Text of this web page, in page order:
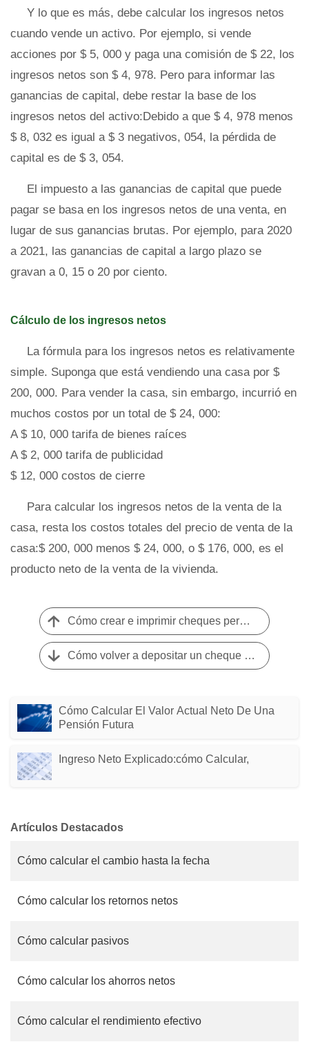
Y lo que es más, debe calcular los ingresos netos
cuando vende un activo. Por ejemplo, si vende
acciones por $ 5, 000 y paga una comisión de $ 22, los
ingresos netos son $ 4, 978. Pero para informar las
ganancias de capital, debe restar la base de los
ingresos netos del activo:Debido a que $ 4, 978 menos
$ 8, 032 es igual a $ 3 negativos, 054, la pérdida de
capital es de $ 3, 054.
El impuesto a las ganancias de capital que puede
pagar se basa en los ingresos netos de una venta, en
lugar de sus ganancias brutas. Por ejemplo, para 2020
a 2021, las ganancias de capital a largo plazo se
gravan a 0, 15 o 20 por ciento.
Cálculo de los ingresos netos
La fórmula para los ingresos netos es relativamente
simple. Suponga que está vendiendo una casa por $
200, 000. Para vender la casa, sin embargo, incurrió en
muchos costos por un total de $ 24, 000:
A $ 10, 000 tarifa de bienes raíces
A $ 2, 000 tarifa de publicidad
$ 12, 000 costos de cierre
Para calcular los ingresos netos de la venta de la
casa, resta los costos totales del precio de venta de la
casa:$ 200, 000 menos $ 24, 000, o $ 176, 000, es el
producto neto de la venta de la vivienda.
Cómo crear e imprimir cheques personales gratuitos
Cómo volver a depositar un cheque rebotado
Cómo Calcular El Valor Actual Neto De Una
Pensión Futura
Ingreso Neto Explicado:cómo Calcular,
Artículos Destacados
Cómo calcular el cambio hasta la fecha
Cómo calcular los retornos netos
Cómo calcular pasivos
Cómo calcular los ahorros netos
Cómo calcular el rendimiento efectivo